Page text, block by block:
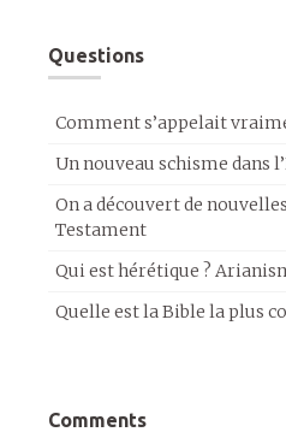
Questions
Comment s’appelait
Un nouveau schisme dans
On a découvert de
Testament
Qui est hérétique ?
Quelle est la Bible la plus
Comments